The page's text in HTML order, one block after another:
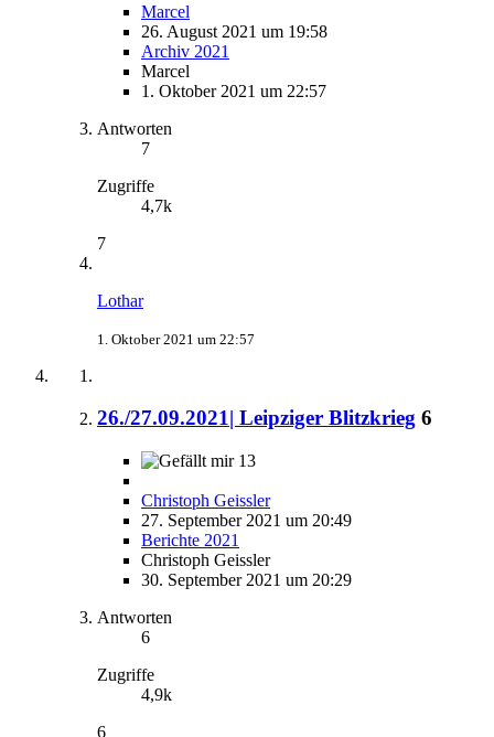
Marcel
26. August 2021 um 19:58
Archiv 2021
Marcel
1. Oktober 2021 um 22:57
Antworten
7
Zugriffe
4,7k
7
Lothar
1. Oktober 2021 um 22:57
26./27.09.2021| Leipziger Blitzkrieg 6
13
Christoph Geissler
27. September 2021 um 20:49
Berichte 2021
Christoph Geissler
30. September 2021 um 20:29
Antworten
6
Zugriffe
4,9k
6